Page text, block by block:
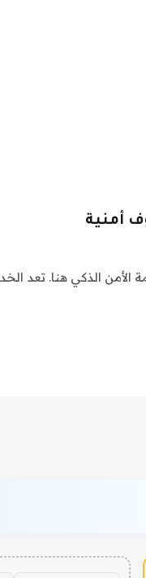
أمنية
الذكي هنا. تعد